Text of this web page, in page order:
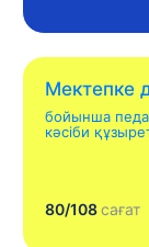
Мектепке
бойынша
кәсіби
80/108сағат